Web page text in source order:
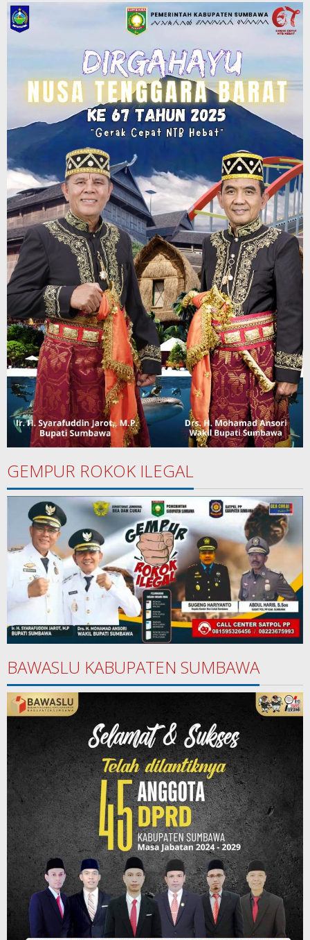
GEMPUR ROKOK ILEGAL
BAWASLU KABUPATEN SUMBAWA